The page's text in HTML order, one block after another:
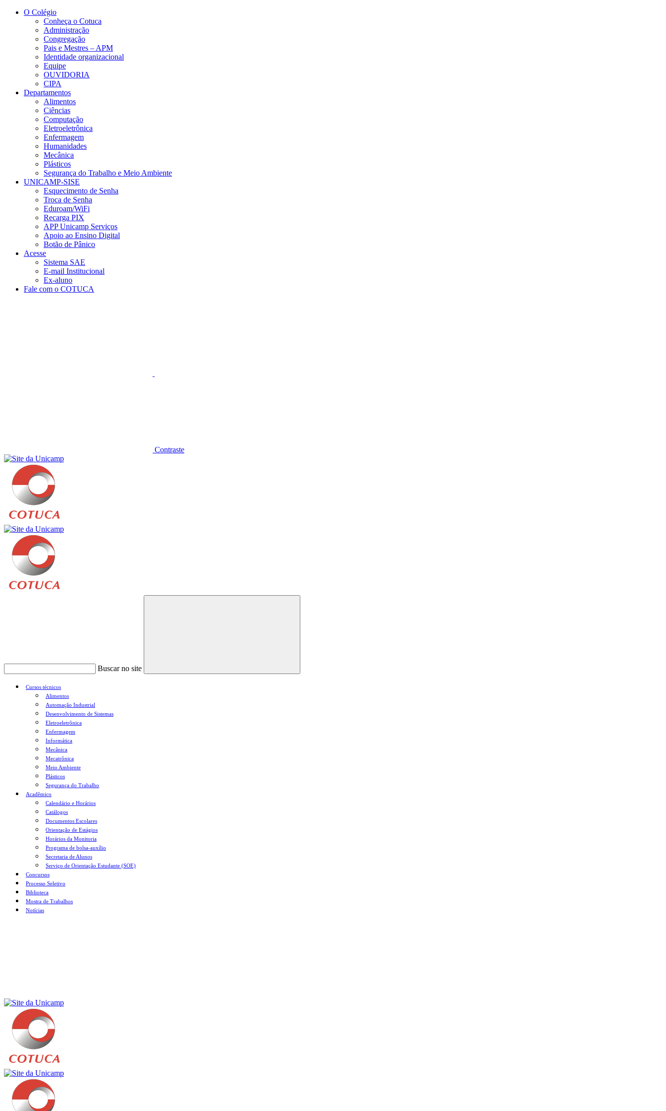
Conteúdo principal
O Colégio
Conheça o Cotuca
Administração
Congregação
Pais e Mestres – APM
Identidade organizacional
Equipe
OUVIDORIA
CIPA
Departamentos
Alimentos
Ciências
Computação
Eletroeletrônica
Enfermagem
Humanidades
Mecânica
Plásticos
Segurança do Trabalho e Meio Ambiente
UNICAMP-SISE
Esquecimento de Senha
Troca de Senha
Eduroam/WiFi
Recarga PIX
APP Unicamp Serviços
Apoio ao Ensino Digital
Botão de Pânico
Acesse
Sistema SAE
E-mail Institucional
Ex-aluno
Fale com o COTUCA
Contraste
Buscar no site
Buscar
Cursos técnicos
Alimentos
Automação Industrial
Desenvolvimento de Sistemas
Eletroeletrônica
Enfermagem
Informática
Mecânica
Mecatrônica
Meio Ambiente
Plásticos
Segurança do Trabalho
Acadêmico
Calendário e Horários
Catálogos
Documentos Escolares
Orientação de Estágios
Horários da Monitoria
Programa de bolsa-auxílio
Secretaria de Alunos
Serviço de Orientação Estudante (SOE)
Concursos
Processo Seletivo
Biblioteca
Mostra de Trabalhos
Notícias